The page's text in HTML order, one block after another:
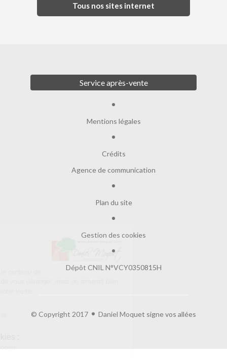
Tous nos sites internet
Service après-vente
Mentions légales
Crédits
Agence de communication
Plan du site
Gestion des cookies
Dépôt CNIL N°VCY0350815H
© Copyright 2017 Daniel Moquet signe vos allées
On a attendu d'être sûrs que le contenu de
Lire la politique de confidentialité